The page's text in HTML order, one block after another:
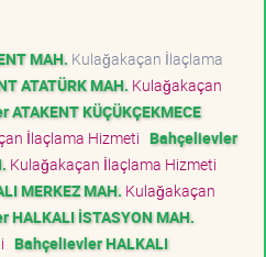
MAH. Kulağakaçan İlaçlama
ATATÜRK MAH. Kulağakaçan
KÜÇÜKÇEKMECE
İlaçlama Hizmeti Bahçelievler
Kulağakaçan İlaçlama Hizmeti
MERKEZ MAH. Kulağakaçan
HALKALI İSTASYON MAH.
Bahçelievler HALKALI